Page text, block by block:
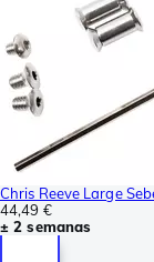
Chris Reeve Large
44,49 €
± 2 semanas